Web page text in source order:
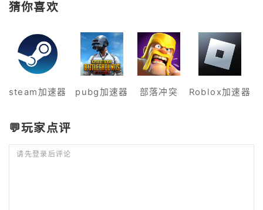
猜你喜欢
steam加速器 pubg加速器 部落冲突 Roblox加速器
💬玩家点评
请先登录后评论